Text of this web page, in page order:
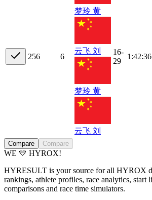
256 6
梦玲 黄
云飞 刘
梦玲 黄
云飞 刘
16-
29
1:42:36
Compare Compare
WE 💛 HYROX!
HYRESULT is your source for all HYROX
rankings, athlete profiles, race analytics, start
comparisons and race time simulators.